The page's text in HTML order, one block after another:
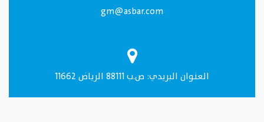
gm@asbar.com
العنـوان البريدي: ص.ب 88111 الرياض 11662